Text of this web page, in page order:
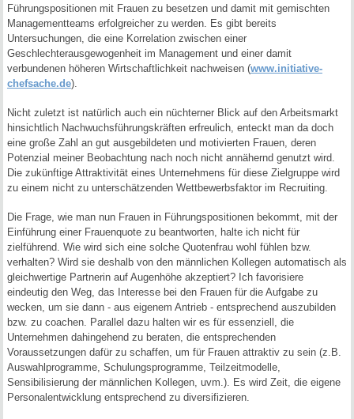
Führungspositionen mit Frauen zu besetzen und damit mit gemischten
Managementteams erfolgreicher zu werden. Es gibt bereits
Untersuchungen, die eine Korrelation zwischen einer
Geschlechterausgewogenheit im Management und einer damit
verbundenen höheren Wirtschaftlichkeit nachweisen (www.initiative-
chefsache.de).
Nicht zuletzt ist natürlich auch ein nüchterner Blick auf den Arbeitsmarkt
hinsichtlich Nachwuchsführungskräften erfreulich, enteckt man da doch
eine große Zahl an gut ausgebildeten und motivierten Frauen, deren
Potenzial meiner Beobachtung nach noch nicht annähernd genutzt wird.
Die zukünftige Attraktivität eines Unternehmens für diese Zielgruppe wird
zu einem nicht zu unterschätzenden Wettbewerbsfaktor im Recruiting.
Die Frage, wie man nun Frauen in Führungspositionen bekommt, mit der
Einführung einer Frauenquote zu beantworten, halte ich nicht für
zielführend. Wie wird sich eine solche Quotenfrau wohl fühlen bzw.
verhalten? Wird sie deshalb von den männlichen Kollegen automatisch als
gleichwertige Partnerin auf Augenhöhe akzeptiert? Ich favorisiere
eindeutig den Weg, das Interesse bei den Frauen für die Aufgabe zu
wecken, um sie dann - aus eigenem Antrieb - entsprechend auszubilden
bzw. zu coachen. Parallel dazu halten wir es für essenziell, die
Unternehmen dahingehend zu beraten, die entsprechenden
Voraussetzungen dafür zu schaffen, um für Frauen attraktiv zu sein (z.B.
Auswahlprogramme, Schulungsprogramme, Teilzeitmodelle,
Sensibilisierung der männlichen Kollegen, uvm.). Es wird Zeit, die eigene
Personalentwicklung entsprechend zu diversifizieren.